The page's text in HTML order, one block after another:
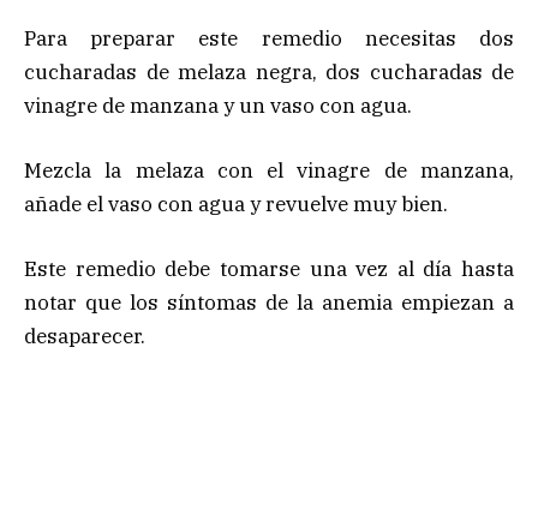
Para preparar este remedio necesitas dos
cucharadas de melaza negra, dos cucharadas de
vinagre de manzana y un vaso con agua.
Mezcla la melaza con el vinagre de manzana,
añade el vaso con agua y revuelve muy bien.
Este remedio debe tomarse una vez al día hasta
notar que los síntomas de la anemia empiezan a
desaparecer.